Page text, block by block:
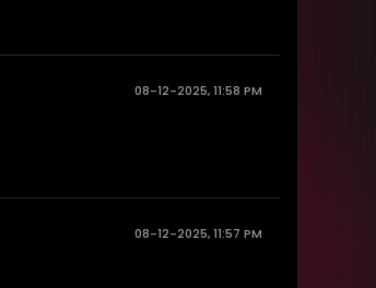
08-12-2025, 11:58 PM
08-12-2025, 11:57 PM